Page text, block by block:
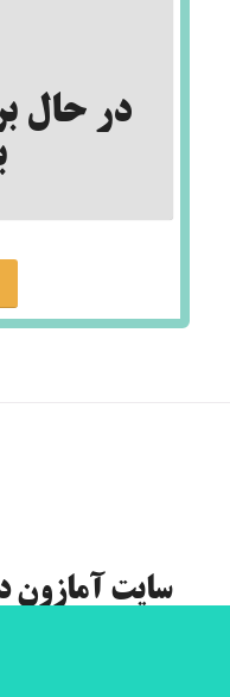
در حال
سایت آمازون